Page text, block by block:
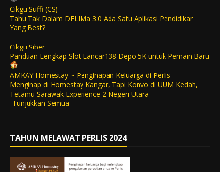
Cikgu Suffi (CS)
Tahu Tak Dalam DELIMa 3.0 Ada Satu Aplikasi Pendidikan
Yang Best?
Cikgu Siber
Panduan Lengkap Slot Lancar138 Depo 5K untuk Pemain Baru
AMKAY Homestay ~ Penginapan Keluarga di Perlis
Menginap di Homestay Kangar, Tapi Konvo di UUM Kedah,
Tetamu Sarawak Experience 2 Negeri Utara
Tunjukkan Semua
TAHUN MELAWAT PERLIS 2024